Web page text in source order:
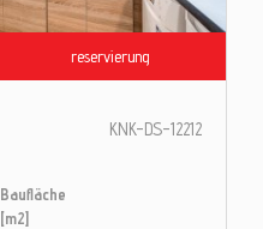
reservierung
KNK-DS-12212
Baufläche
[m2]